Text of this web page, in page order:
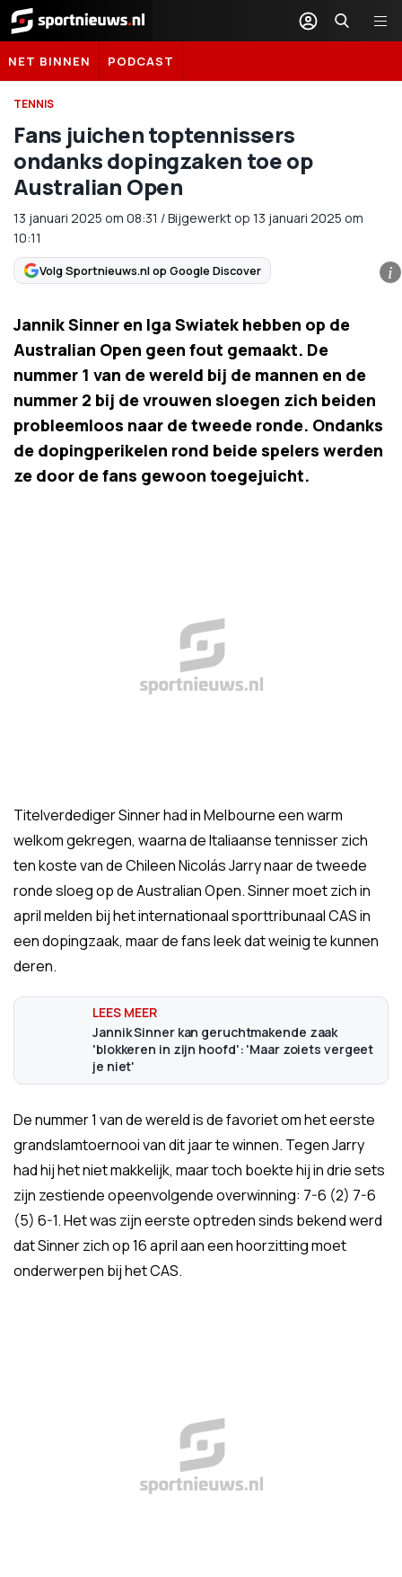
Sportnieuws.nl
NET BINNEN PODCAST
TENNIS
Fans juichen toptennissers
ondanks dopingzaken toe op
Australian Open
13 januari 2025 om 08:31 /Bijgewerkt op 13 januari 2025 om
10:11
Volg Sportnieuws.nl op Google Discover i
Jannik Sinner en Iga Swiatek hebben op de
Australian Open geen fout gemaakt. De
nummer 1 van de wereld bij de mannen en de
nummer 2 bij de vrouwen sloegen zich beiden
probleemloos naar de tweede ronde. Ondanks
de dopingperikelen rond beide spelers werden
ze door de fans gewoon toegejuicht.
Titelverdediger Sinner had in Melbourne een warm
welkom gekregen, waarna de Italiaanse tennisser zich
ten koste van de Chileen Nicolás Jarry naar de tweede
ronde sloeg op de Australian Open. Sinner moet zich in
april melden bij het internationaal sporttribunaal CAS in
een dopingzaak, maar de fans leek dat weinig te kunnen
deren.
Jannik Sinner kan geruchtmakende zaak
'blokkeren in zijn hoofd': 'Maar zoiets vergeet
je niet'
De nummer 1 van de wereld is de favoriet om het eerste
grandslamtoernooi van dit jaar te winnen. Tegen Jarry
had hij het niet makkelijk, maar toch boekte hij in drie sets
zijn zestiende opeenvolgende overwinning: 7-6 (2) 7-6
(5) 6-1. Het was zijn eerste optreden sinds bekend werd
dat Sinner zich op 16 april aan een hoorzitting moet
onderwerpen bij het CAS.